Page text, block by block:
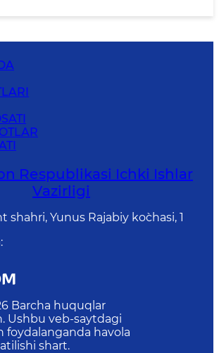
Rеspublikаsi Ichki Ishlаr
Vаzirligi
shahri, Yunus Rаjаbiy ko`chаsi, 1
:
Barcha huquqlar
Ushbu veb-saytdagi
foydalanganda havola
shart.